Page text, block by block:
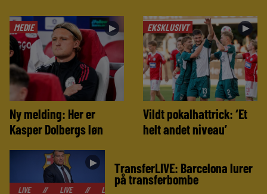
MEDIE ►
Ny melding: Her er
Kasper Dolbergs løn
EKSKLUSIVT ►
Vildt pokalhattrick: ‘Et
helt andet niveau’
►
LIVE // LIVE // LIVE
TransferLIVE: Barcelona lurer
på transferbombe